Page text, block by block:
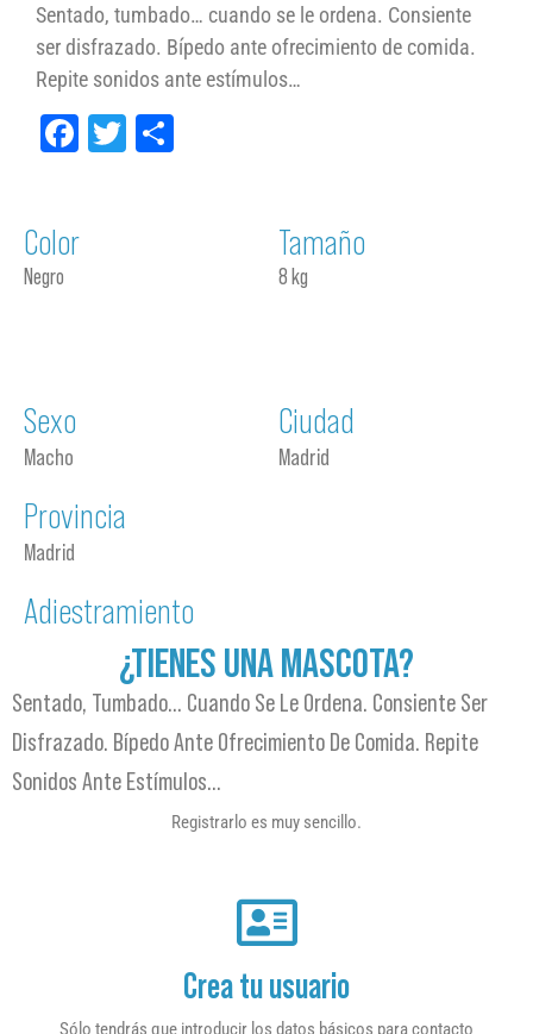
Sentado, tumbado… cuando se le ordena. Consiente
ser disfrazado. Bípedo ante ofrecimiento de comida.
Repite sonidos ante estímulos…
Facebook
Twitter
Color
Negro
Tamaño
8 kg
Sexo
Macho
Ciudad
Madrid
Provincia
Madrid
Adiestramiento
¿TIENES UNA MASCOTA?
Sentado, Tumbado… Cuando Se Le Ordena. Consiente Ser
Disfrazado. Bípedo Ante Ofrecimiento De Comida. Repite
Sonidos Ante Estímulos…
Registrarlo es muy sencillo.
Crea tu usuario
Sólo tendrás que introducir los datos básicos para contacto